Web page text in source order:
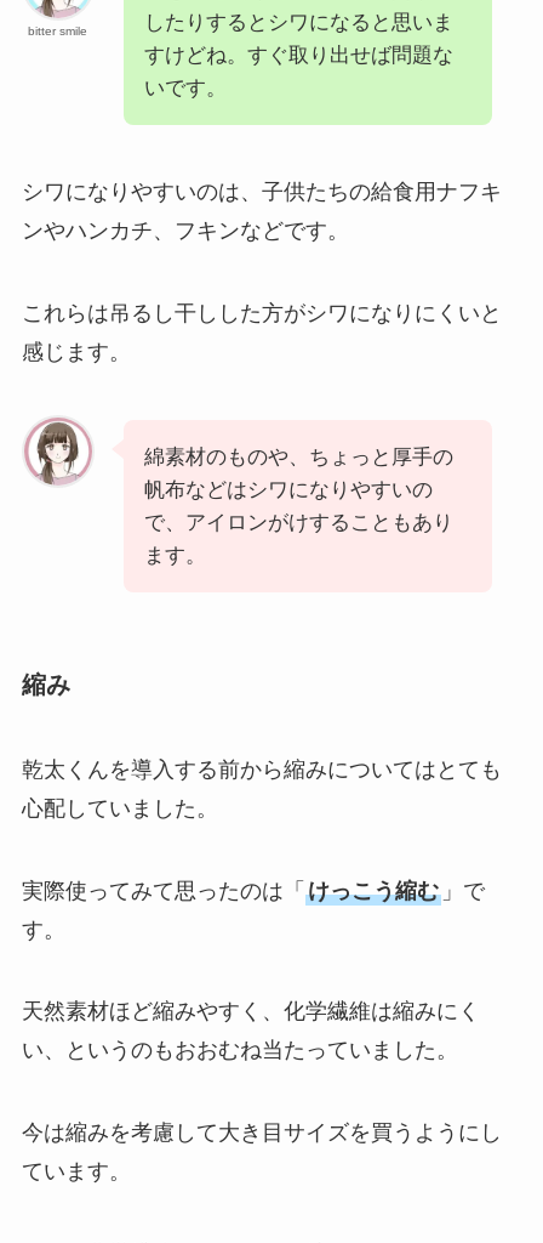
bitter smile
したりするとシワになると思いま
すけどね。すぐ取り出せば問題な
いです。
シワになりやすいのは、子供たちの給食用ナフキ
ンやハンカチ、フキンなどです。
これらは吊るし干しした方がシワになりにくいと
感じます。
綿素材のものや、ちょっと厚手の
帆布などはシワになりやすいの
で、アイロンがけすることもあり
ます。
縮み
乾太くんを導入する前から縮みについてはとても
心配していました。
実際使ってみて思ったのは「 けっこう縮む」で
す。
天然素材ほど縮みやすく、化学繊維は縮みにく
い、というのもおおむね当たっていました。
今は縮みを考慮して大き目サイズを買うようにし
ています。